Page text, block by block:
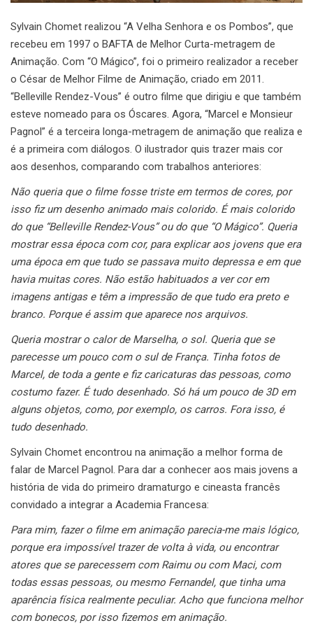
Sylvain Chomet realizou “A Velha Senhora e os Pombos”, que
recebeu em 1997 o BAFTA de Melhor Curta-metragem de
Animação. Com “O Mágico”, foi o primeiro realizador a receber
o César de Melhor Filme de Animação, criado em 2011.
“Belleville Rendez-Vous” é outro filme que dirigiu e que também
esteve nomeado para os Óscares. Agora, “Marcel e Monsieur
Pagnol” é a terceira longa-metragem de animação que realiza e
é a primeira com diálogos. O ilustrador quis trazer mais cor
aos desenhos, comparando com trabalhos anteriores:
Não queria que o filme fosse triste em termos de cores, por
isso fiz um desenho animado mais colorido. É mais colorido
do que “Belleville Rendez-Vous” ou do que “O Mágico”. Queria
mostrar essa época com cor, para explicar aos jovens que era
uma época em que tudo se passava muito depressa e em que
havia muitas cores. Não estão habituados a ver cor em
imagens antigas e têm a impressão de que tudo era preto e
branco. Porque é assim que aparece nos arquivos.
Queria mostrar o calor de Marselha, o sol. Queria que se
parecesse um pouco com o sul de França. Tinha fotos de
Marcel, de toda a gente e fiz caricaturas das pessoas, como
costumo fazer. É tudo desenhado. Só há um pouco de 3D em
alguns objetos, como, por exemplo, os carros. Fora isso, é
tudo desenhado.
Sylvain Chomet encontrou na animação a melhor forma de
falar de Marcel Pagnol. Para dar a conhecer aos mais jovens a
história de vida do primeiro dramaturgo e cineasta francês
convidado a integrar a Academia Francesa:
Para mim, fazer o filme em animação parecia-me mais lógico,
porque era impossível trazer de volta à vida, ou encontrar
atores que se parecessem com Raimu ou com Maci, com
todas essas pessoas, ou mesmo Fernandel, que tinha uma
aparência física realmente peculiar. Acho que funciona melhor
com bonecos, por isso fizemos em animação.